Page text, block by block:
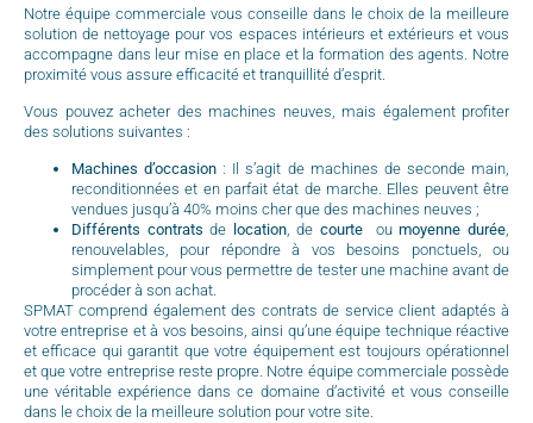
Notre équipe commerciale vous conseille dans le choix de la meilleure
solution de nettoyage pour vos espaces intérieurs et extérieurs et vous
accompagne dans leur mise en place et la formation des agents. Notre
proximité vous assure efficacité et tranquillité d’esprit.
Vous pouvez acheter des machines neuves, mais également profiter
des solutions suivantes :
Machines d’occasion : Il s’agit de machines de seconde main,
reconditionnées et en parfait état de marche. Elles peuvent être
vendues jusqu’à 40% moins cher que des machines neuves ;
Différents contrats de location, de courteoumoyenne durée,
renouvelables, pour répondre à vos besoins ponctuels, ou
simplement pour vous permettre de tester une machine avant de
procéder à son achat.
SPMAT comprend également des contrats de service client adaptés à
votre entreprise et à vos besoins, ainsi qu’une équipe technique réactive
et efficace qui garantit que votre équipement est toujours opérationnel
et que votre entreprise reste propre. Notre équipe commerciale possède
une véritable expérience dans ce domaine d’activité et vous conseille
dans le choix de la meilleure solution pour votre site.